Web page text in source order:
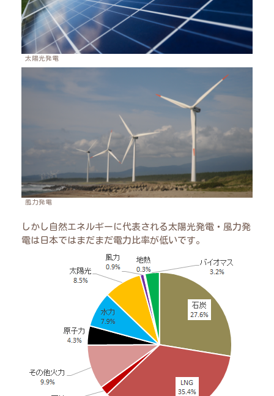
太陽光発電
風力発電
しかし自然エネルギーに代表される太陽光発電・風力発
電は日本ではまだまだ電力比率が低いです。